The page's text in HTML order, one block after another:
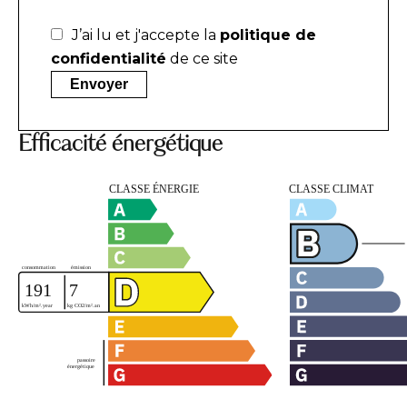
J’ai lu et j'accepte la politique de
confidentialité de ce site
Envoyer
Efficacité énergétique